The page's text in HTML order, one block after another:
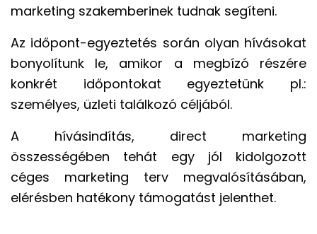
marketing szakemberinek tudnak segíteni.
Az időpont-egyeztetés során olyan hívásokat
bonyolítunk le, amikor a megbízó részére
konkrét időpontokat egyeztetünk pl.:
személyes, üzleti találkozó céljából.
A hívásindítás, direct marketing
összességében tehát egy jól kidolgozott
céges marketing terv megvalósításában,
elérésben hatékony támogatást jelenthet.